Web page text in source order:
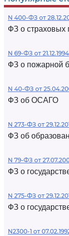
N 400-ФЗ от
ФЗ о страховых
N 69-ФЗ от 21.12.1994
ФЗ о пожарной
N 40-ФЗ от
ФЗ об ОСАГО
N 273-ФЗ от
ФЗ об
N 79-ФЗ от
ФЗ о
N 275-ФЗ от
ФЗ о
N2300-1 от